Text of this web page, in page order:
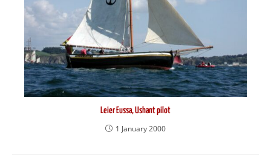
Leier Eussa, Ushant pilot
1 January 2000